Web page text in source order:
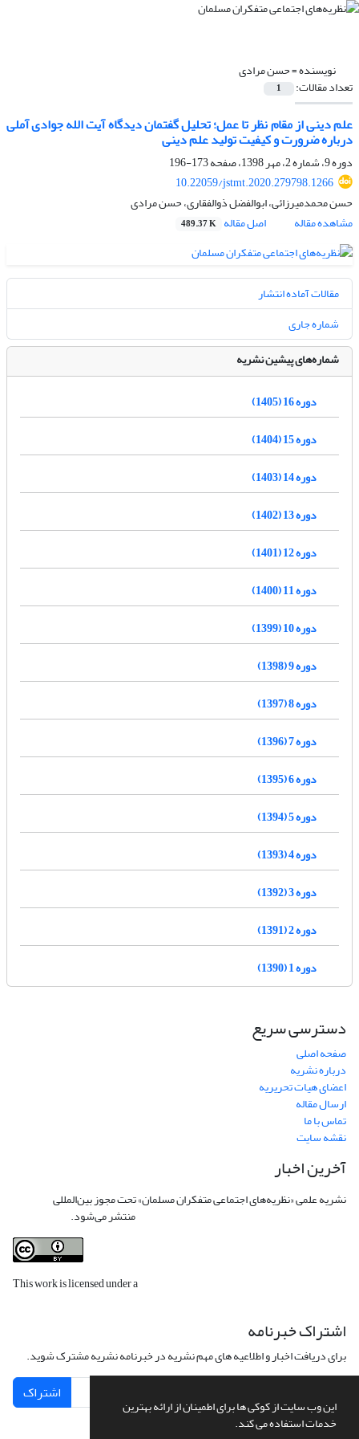
این وب سایت از کوکی ها برای اطمینان از ارائه بهترین
خدمات استفاده می کند.
نویسنده =حسن مرادی
تعداد مقالات: 1
علم دینی از مقام نظر تا عمل؛ تحلیل گفتمان دیدگاه آیت الله جوادی آملی
درباره ضرورت و کیفیت تولید علم دینی
دوره 9، شماره 2، مهر 1398، صفحه
173-196
10.22059/jstmt.2020.279798.1266
حسن محمدمیرزائی، ابوالفضل ذوالفقاری، حسن مرادی
مشاهده مقاله
اصل مقاله 489.37 K
مقالات آماده انتشار
شماره جاری
شماره‌های پیشین نشریه
دوره 16 (1405)
دوره 15 (1404)
دوره 14 (1403)
دوره 13 (1402)
دوره 12 (1401)
دوره 11 (1400)
دوره 10 (1399)
دوره 9 (1398)
دوره 8 (1397)
دوره 7 (1396)
دوره 6 (1395)
دوره 5 (1394)
دوره 4 (1393)
دوره 3 (1392)
دوره 2 (1391)
دوره 1 (1390)
دسترسی سریع
صفحه اصلی
درباره نشریه
اعضای هیات تحریریه
ارسال مقاله
تماس با ما
نقشه سایت
آخرین اخبار
نشریه علمی «نظریه‌های اجتماعی متفکران مسلمان» تحت مجوز بین‌المللی
منتشر می‌شود.
This work is licensed under a
اشتراک خبرنامه
برای دریافت اخبار و اطلاعیه های مهم نشریه در خبرنامه نشریه مشترک شوید.
اشتراک